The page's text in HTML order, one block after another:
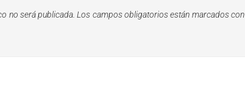
no será publicada. Los campos obligatorios están marcados con